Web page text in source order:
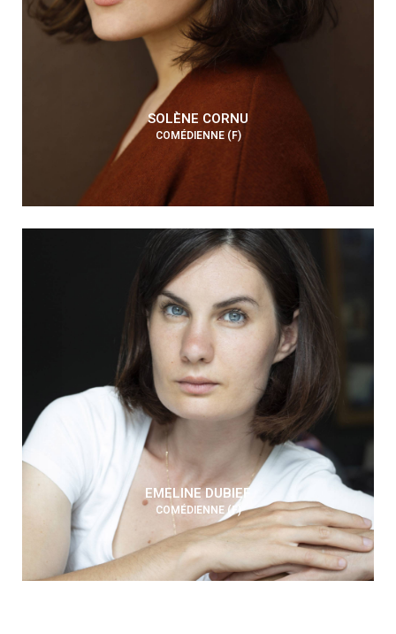
SOLÈNE CORNU
COMÉDIENNE (F)
EMELINE DUBIEF
COMÉDIENNE (F)